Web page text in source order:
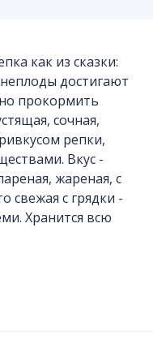
как из сказки:
достигают
прокормить
сочная,
репки,
Вкус -
жареная, с
свежая с грядки -
Хранится всю